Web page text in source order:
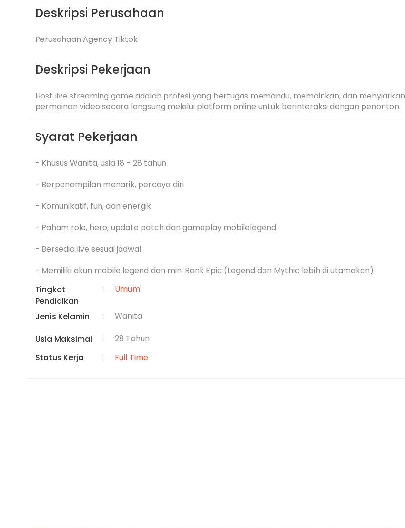
Deskripsi Perusahaan
Perusahaan Agency Tiktok
Deskripsi Pekerjaan
Host live streaming game adalah profesi yang bertugas memandu, memainkan, dan menyiarkan
permainan video secara langsung melalui platform online untuk berinteraksi dengan penonton.
Syarat Pekerjaan
- Khusus Wanita, usia 18 - 28 tahun
- Berpenampilan menarik, percaya diri
- Komunikatif, fun, dan energik
- Paham role, hero, update patch dan gameplay mobilelegend
- Bersedia live sesuai jadwal
- Memiliki akun mobile legend dan min. Rank Epic (Legend dan Mythic lebih di utamakan)
Tingkat
Pendidikan
: Umum
Jenis Kelamin : Wanita
Usia Maksimal :
28 Tahun
Status Kerja
: Full Time